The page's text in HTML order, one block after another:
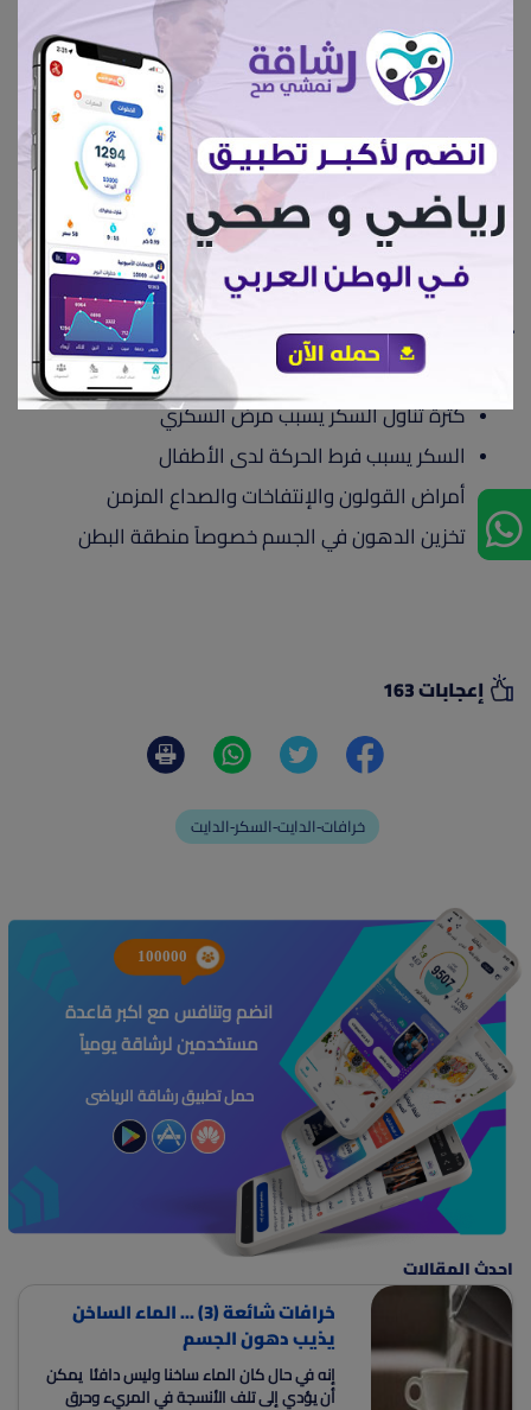
الخرافات التي إنتشرت ، حيث أن جميع أنواع السكر لها نفس
الفاعلية ونفس التأثير على صحة الإنسان ولا يوجد نوع أكثر
فائدة على صحة الإنسان ونوع أكثر ضرر على صحة الإنسان ،
فكل أنواع السكر بمثابة كربوهيدرات تتحول لجلوكوز وتضر
الجسم
ولأن جسمك يحتاج نحو 100 سعر حراري من السكريات بشكل
عام، ويمكن أن يكون أقل من هذا للنساء،
فإن زيادة النسبة عن النسبة المحددة من الممكن أن
تسبب أضرار عديدة مثل:
إدمان السكر
كثرة تناول السكر يسبب مرض السكري
السكر يسبب فرط الحركة لدى الأطفال
أمراض القولون والإنتفاخات والصداع المزمن
تخزين الدهون في الجسم خصوصاً منطقة البطن
إعجابات 163
خرافات-الدايت-السكر-الدايت
100000
انضم وتنافس مع اكبر قاعدة
مستخدمين لرشاقة يومياً
حمل تطبيق رشاقة الرياضى
احدث المقالات
خرافات شائعة (3) ... الماء الساخن
يذيب دهون الجسم
إنه في حال كان الماء ساخنا وليس دافئا يمكن
أن يؤدي إلى تلف الأنسجة في المريء وحرق